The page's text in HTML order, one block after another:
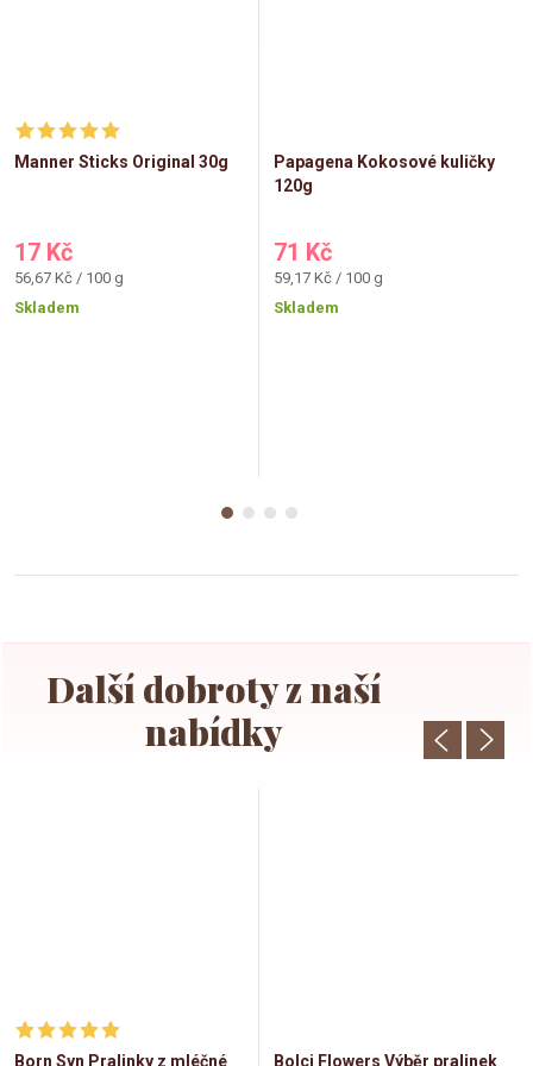
Manner Sticks Original 30g
17 Kč
Měrná
cena:
56,67 Kč / 100 g
Skladem
Papagena Kokosové kuličky
120g
71 Kč
Měrná
cena:
59,17 Kč / 100 g
Skladem
Born Syn Pralinky z mléčné Bolci Flowers Výběr pralinek